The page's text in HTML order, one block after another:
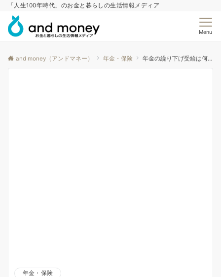
「人生100年時代」のお金と暮らしの生活情報メディア
Menu
and money（アンドマネー） 年金・保険 年金の繰り下げ受給は何歳からが得？損益分岐点を計算してみた【2026年最新】
年金・保険